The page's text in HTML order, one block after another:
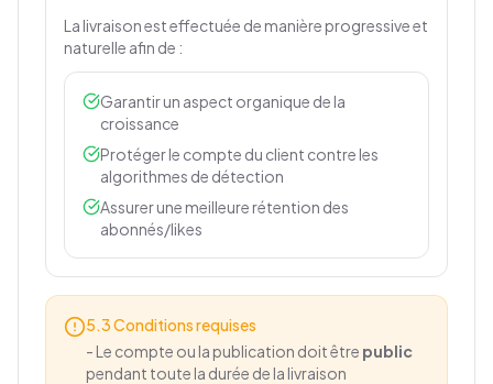
La livraison est effectuée de manière progressive et
naturelle afin de :
Garantir un aspect organique de la
croissance
Protéger le compte du client contre les
algorithmes de détection
Assurer une meilleure rétention des
abonnés/likes
5.3 Conditions requises
- Le compte ou la publication doit être public
pendant toute la durée de la livraison